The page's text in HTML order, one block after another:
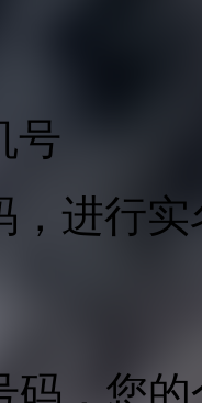
号
，进行
码，您